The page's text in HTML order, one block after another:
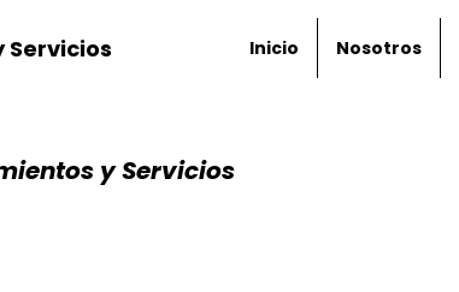
Servicios Inicio Nosotros
y Servicios